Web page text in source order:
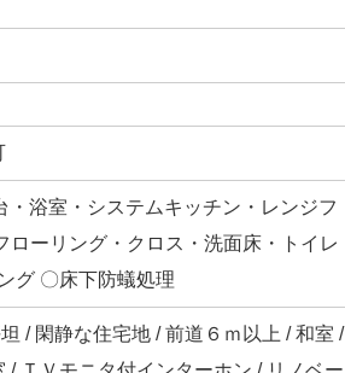
浴室・システムキッチン・レンジフ
ーリング・クロス・洗面床・トイレ
グ 〇床下防蟻処理
/ 閑静な住宅地 / 前道６ｍ以上 / 和室 /